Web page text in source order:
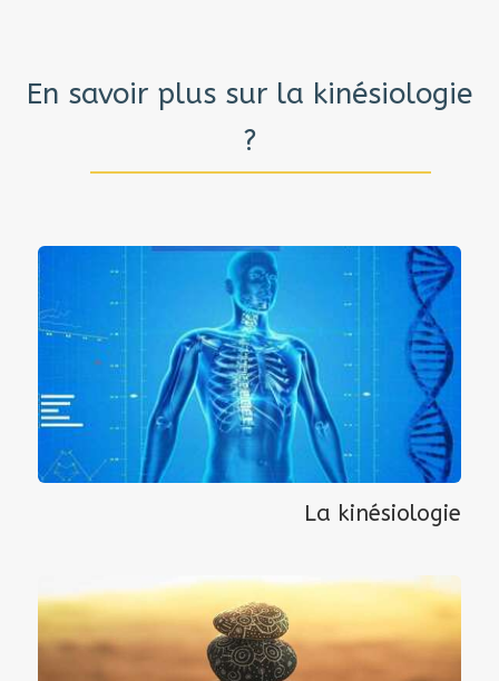
En savoir plus sur la kinésiologie
?
La kinésiologie